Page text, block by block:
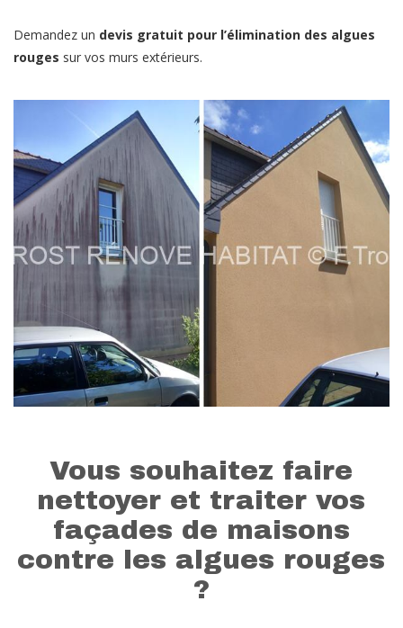
Demandez un devis gratuit pour l’élimination des algues
rouges sur vos murs extérieurs.
Vous souhaitez faire
nettoyer et traiter vos
façades de maisons
contre les algues rouges
?
Nettoyage d’une façade à
Angers
EN SAVOIR PLUS